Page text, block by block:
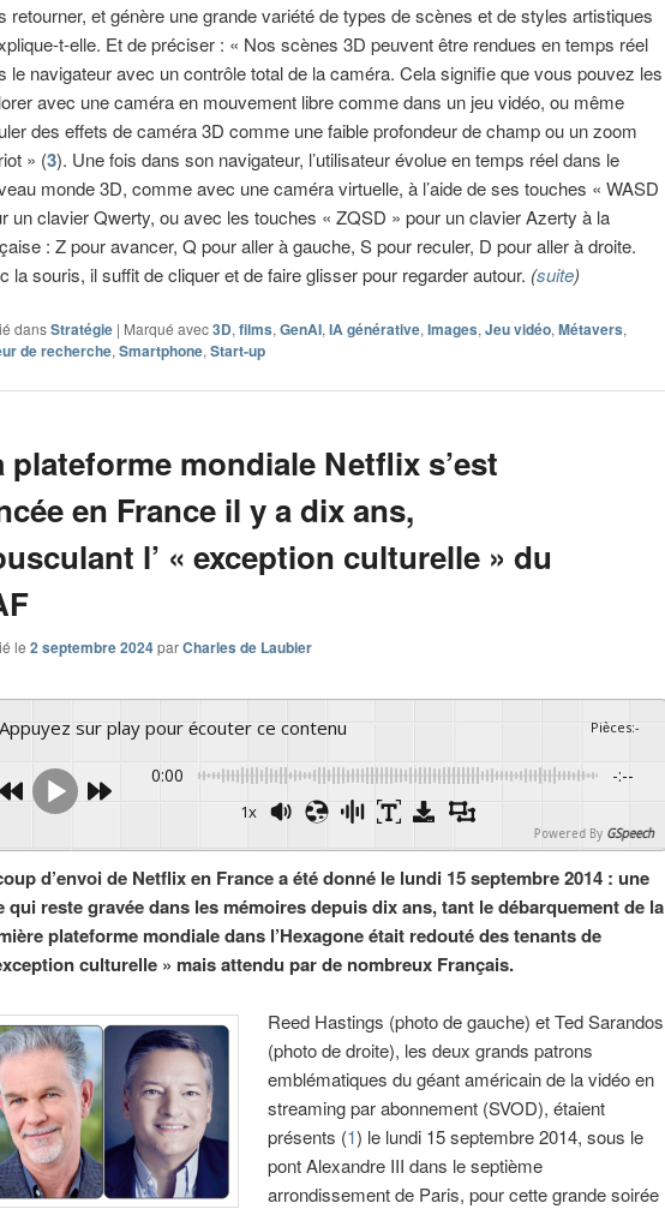
retourner, et génère une grande variété de types de scènes et de styles artistiques
t-elle. Et de préciser : « Nos scènes 3D peuvent être rendues en temps réel
le navigateur avec un contrôle total de la caméra. Cela signifie que vous pouvez les
avec une caméra en mouvement libre comme dans un jeu vidéo, ou même
des effets de caméra 3D comme une faible profondeur de champ ou un zoom
» (3). Une fois dans son navigateur, l’utilisateur évolue en temps réel dans le
monde 3D, comme avec une caméra virtuelle, à l’aide de ses touches « WASD
un clavier Qwerty, ou avec les touches « ZQSD » pour un clavier Azerty à la
: Z pour avancer, Q pour aller à gauche, S pour reculer, D pour aller à droite.
la souris, il suffit de cliquer et de faire glisser pour regarder autour. (suite)
dansStratégie | Marqué avec3D, films, GenAI, IA générative, Images, Jeu vidéo, Métavers,
de recherche, Smartphone, Start-up
plateforme mondiale Netflix s’est
en France il y a dix ans,
l’ « exception culturelle » du
le 2 septembre 2024parCharles de Laubier
Appuyez sur play pour écouter ce contenu Pièces:-
0:00 -:--
1x
Powered By GSpeech
d’envoi de Netflix en France a été donné le lundi 15 septembre 2014 : une
qui reste gravée dans les mémoires depuis dix ans, tant le débarquement de la
plateforme mondiale dans l’Hexagone était redouté des tenants de
culturelle » mais attendu par de nombreux Français.
Reed Hastings (photo de gauche) et Ted Sarandos
(photo de droite), les deux grands patrons
emblématiques du géant américain de la vidéo en
streaming par abonnement (SVOD), étaient
présents (1) le lundi 15 septembre 2014, sous le
pont Alexandre III dans le septième
arrondissement de Paris, pour cette grande soirée